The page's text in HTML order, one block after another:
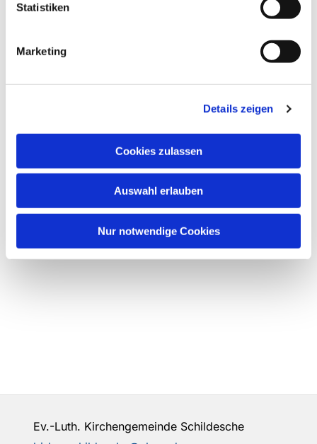
Statistiken
Marketing
Details zeigen
Cookies zulassen
Auswahl erlauben
Nur notwendige Cookies
Ev.-Luth. Kirchengemeinde Schildesche